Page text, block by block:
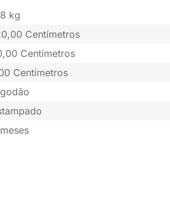
kg
Centímetros
Centímetros
Centímetros